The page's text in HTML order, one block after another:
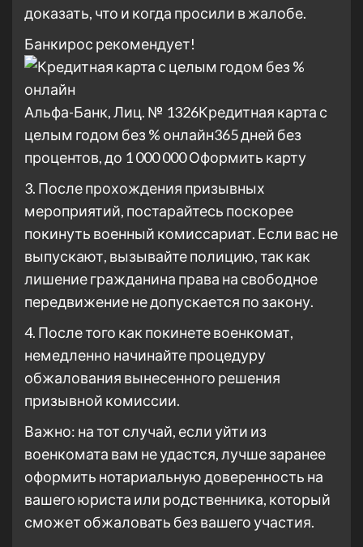
доказать, что и когда просили в жалобе.
Банкирос рекомендует!
Альфа-Банк, Лиц. № 1326Кредитная карта с
целым годом без % онлайн365 дней без
процентов, до 1 000 000Оформить карту
3. После прохождения призывных
мероприятий, постарайтесь поскорее
покинуть военный комиссариат. Если вас не
выпускают, вызывайте полицию, так как
лишение гражданина права на свободное
передвижение не допускается по закону.
4. После того как покинете военкомат,
немедленно начинайте процедуру
обжалования вынесенного решения
призывной комиссии.
Важно: на тот случай, если уйти из
военкомата вам не удастся, лучше заранее
оформить нотариальную доверенность на
вашего юриста или родственника, который
сможет обжаловать без вашего участия.